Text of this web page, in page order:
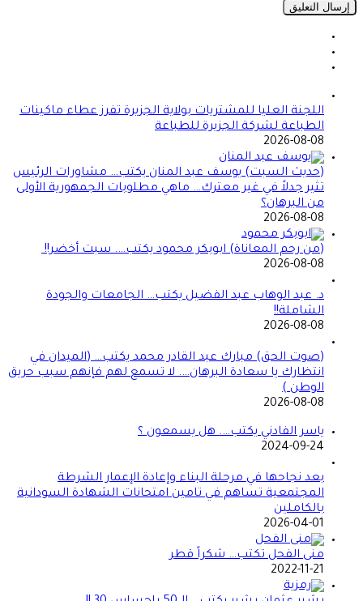
اللجنة العليا للمشتريات بولاية الجزيرة تفرز عطاء ماكينات
الطباعة لشركة الجزيرة للطباعة
2026-08-08
(حديث السبت) يوسف عبد المنان يكتب… مشاورات الرئيس
تثير جدلاً في غير معترك… ماهي مطلوبات الجمهورية الأولى
من البرهان؟
2026-08-08
(من رحم المعاناة) ابوبكر محمود يكتب…. سبت أخضر!!
2026-08-08
د. عبد الوهاب عبد الفضيل يكتب… الجامعات والجودة
الشاملة!!
2026-08-08
(صوت الحق) مبارك عبد القادر محمد يكتب… (الميدان في
انتظارك يا سعادة البرهان…. لا تسمع لهم فإنهم سبب حريق
الوطن )
2026-08-08
ياسر الفادني يكتب…. هل يسمعون ؟
2024-09-24
بعد نجاحها في مرحلة البناء وإعادة الإعمار الشرطة
المجتمعية تساهم في تامين امتحانات الشهادة السودانية
بالكاملين
2026-04-01
منى الفحل تكتب… شكراً قطر
2022-11-21